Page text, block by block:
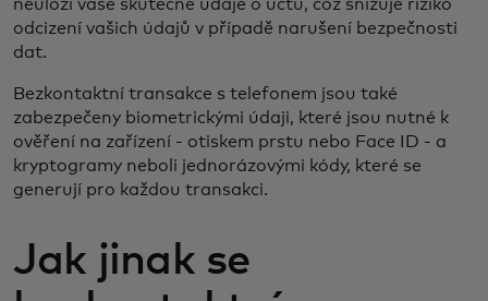
neuloží vaše skutečné údaje o účtu, což snižuje riziko
odcizení vašich údajů v případě narušení bezpečnosti
dat.
Bezkontaktní transakce s telefonem jsou také
zabezpečeny biometrickými údaji, které jsou nutné k
ověření na zařízení - otiskem prstu nebo Face ID - a
kryptogramy neboli jednorázovými kódy, které se
generují pro každou transakci.
Jak jinak se